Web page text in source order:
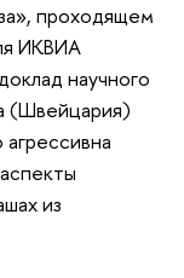
проходящем
ИКВИА
научного
(Швейцария)
из